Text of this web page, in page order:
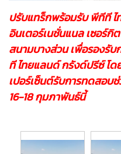
ปรับแทร็กพร้อมรับ พีทีที
อินเตอร์เนชั่นแนล เซอร์กิ
สนามบางส่วน เพื่อรองรับ
ที ไทยแลนด์ กรังด์ปรีซ์ โ
เปอร์เซ็นต์รับการทดสอบ
16-18 กุมภาพันธ์นี้